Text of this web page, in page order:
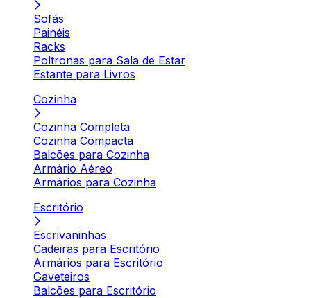
Sofás
Painéis
Racks
Poltronas para Sala de Estar
Estante para Livros
Cozinha
Cozinha Completa
Cozinha Compacta
Balcões para Cozinha
Armário Aéreo
Armários para Cozinha
Escritório
Escrivaninhas
Cadeiras para Escritório
Armários para Escritório
Gaveteiros
Balcões para Escritório